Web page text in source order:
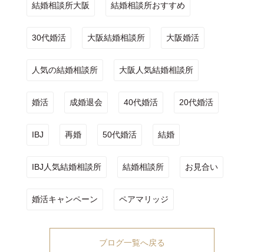
結婚相談所大阪 結婚相談所おすすめ
30代婚活 大阪結婚相談所 大阪婚活
人気の結婚相談所 大阪人気結婚相談所
婚活 成婚退会 40代婚活 20代婚活
IBJ 再婚 50代婚活 結婚
IBJ人気結婚相談所 結婚相談所 お見合い
婚活キャンペーン ペアマリッジ
ブログ一覧へ戻る